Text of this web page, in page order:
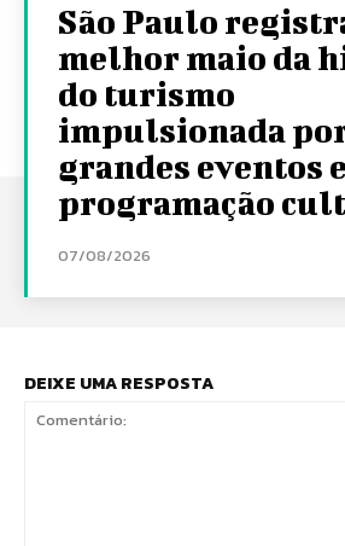
São Paulo
melhor maio da
do turismo
impulsionada
grandes eventos e
programação
07/08/2026
DEIXE UMA RESPOSTA